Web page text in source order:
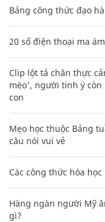
Bảng công thức đạo
20 số điện thoại ma
Clip lột tả chân thực
mèo', người tinh ý
con
Mẹo học thuộc Bảng
câu nói vui vẻ
Các công thức hóa
Hàng ngàn người Mỹ
gì?